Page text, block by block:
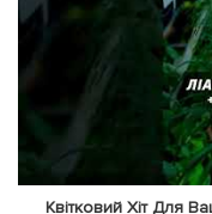
Квітковий Хіт Для